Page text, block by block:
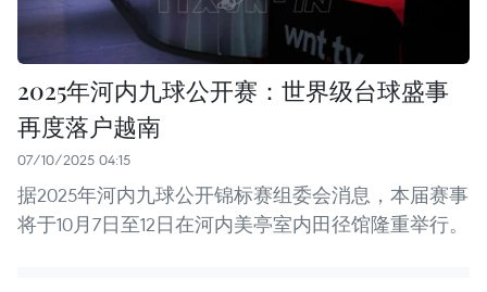
2025年河内九球公开赛：世界级台球盛事
再度落户越南
07/10/2025 04:15
据2025年河内九球公开锦标赛组委会消息，本届赛事
将于10月7日至12日在河内美亭室内田径馆隆重举行。